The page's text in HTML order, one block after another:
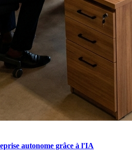
autonome grâce à l'IA